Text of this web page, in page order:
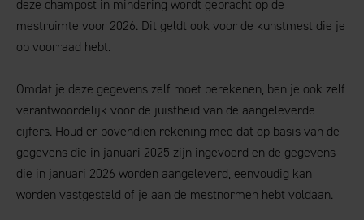
deze champost in mindering wordt gebracht op de
mestruimte voor 2026. Dit geldt ook voor de kunstmest die je
op voorraad hebt.
Omdat je deze gegevens zelf moet berekenen, ben je ook zelf
verantwoordelijk voor de juistheid van de aangeleverde
cijfers. Houd er bovendien rekening mee dat op basis van de
gegevens die in januari 2025 zijn ingevoerd en de gegevens
die in januari 2026 worden aangeleverd, eenvoudig kan
worden vastgesteld of je aan de mestnormen hebt voldaan.